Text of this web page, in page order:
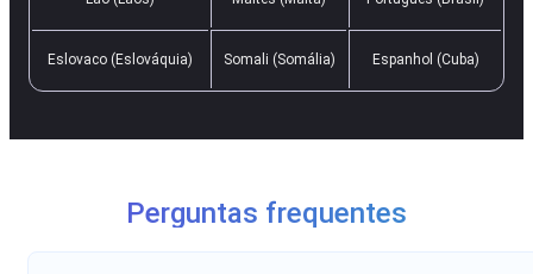
Eslovaco (Eslováquia) Somali (Somália) Espanhol (Cuba)
Perguntas frequentes